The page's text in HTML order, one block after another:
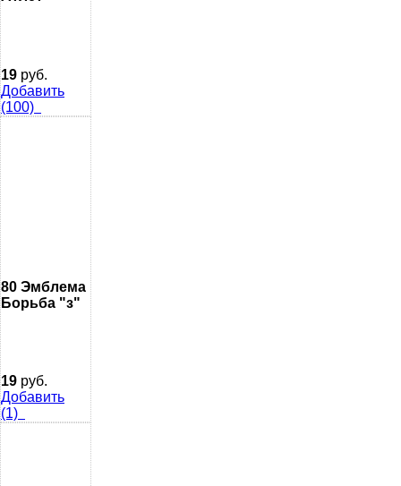
19 руб.
Добавить
(100)
80 Эмблема
Борьба "з"
19 руб.
Добавить
(1)